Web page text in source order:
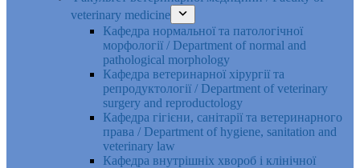
veterinary medicine
Кафедра нормальної та патологічної
морфології / Department of normal and
pathological morphology
Кафедра ветеринарної хірургії та
репродуктології / Department of veterinary
surgery and reproductology
Кафедра гігієни, санітарії та ветеринарного
права / Department of hygiene, sanitation and
veterinary law
Кафедра внутрішніх хвороб і клінічної